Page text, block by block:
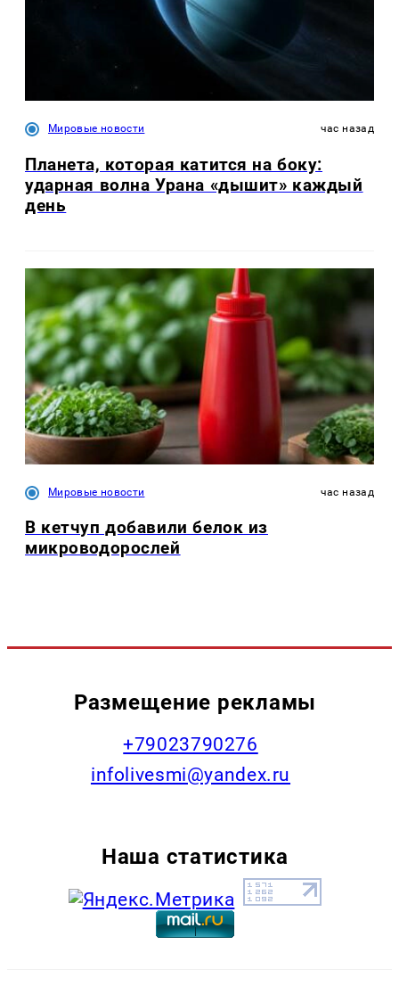
Мировые новости час назад
Планета, которая катится на боку:
ударная волна Урана «дышит» каждый
день
Мировые новости час назад
В кетчуп добавили белок из
микроводорослей
Размещение рекламы
+79023790276
infolivesmi@yandex.ru
Наша статистика